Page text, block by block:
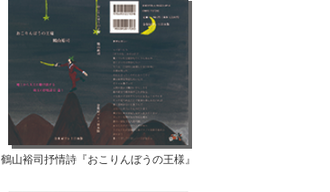
鶴山裕司抒情詩『おこりんぼうの王様』